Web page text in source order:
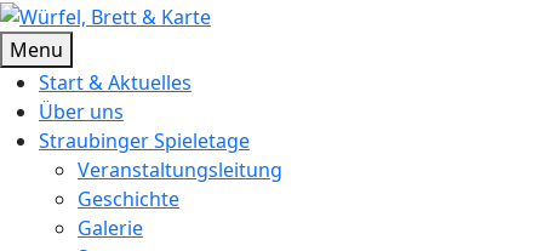
Skip
to
content
Würfel, Brett & Karte
Brettspielverein & Veranstalter Straubinger Spieletage
Menu
Start & Aktuelles
Über uns
Straubinger Spieletage
Veranstaltungsleitung
Geschichte
Galerie